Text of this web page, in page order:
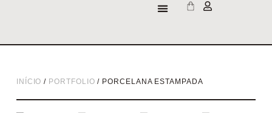
INÍCIO / PORTFOLIO / PORCELANA ESTAMPADA